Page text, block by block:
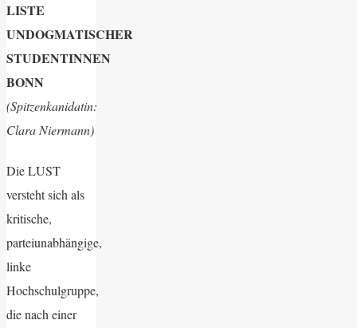
LISTE
UNDOGMATISCHER
STUDENTINNEN
BONN
(Spitzenkanidatin:
Clara Niermann)
Die LUST
versteht sich als
kritische,
parteiunabhängige,
linke
Hochschulgruppe,
die nach einer